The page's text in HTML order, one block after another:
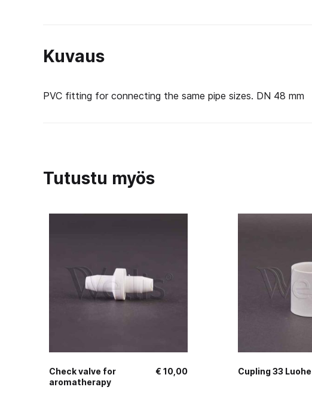
Kuvaus
PVC fitting for connecting the same pipe sizes. DN 48 mm
Tutustu myös
Check valve for
aromatherapy
€ 10,00 Cupling 33 Luohe